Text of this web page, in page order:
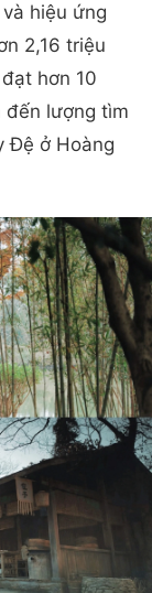
hiệu ứng
2,16 triệu
hơn 10
lượng tìm
Đệ ở Hoàng